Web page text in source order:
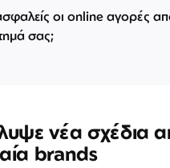
οι online αγορές
σας;
νέα σχέδια
brands